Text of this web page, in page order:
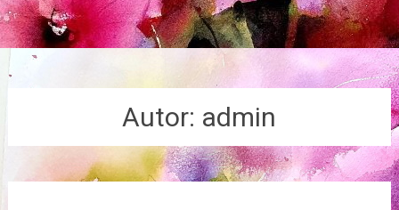
Autor: admin